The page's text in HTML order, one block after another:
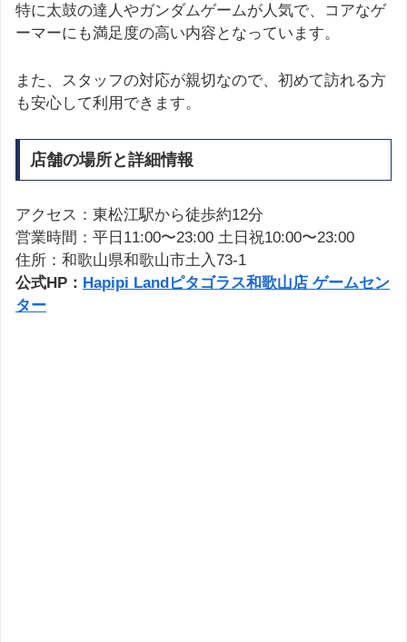
特に太鼓の達人やガンダムゲームが人気で、コアなゲ
ーマーにも満足度の高い内容となっています。
また、スタッフの対応が親切なので、初めて訪れる方
も安心して利用できます。
店舗の場所と詳細情報
アクセス：東松江駅から徒歩約12分
営業時間：平日11:00〜23:00 土日祝10:00〜23:00
住所：和歌山県和歌山市土入73-1
公式HP： Hapipi Landピタゴラス和歌山店 ゲームセン
ター